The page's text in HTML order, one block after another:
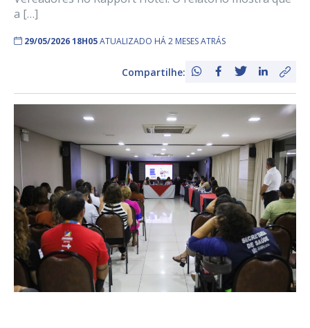
a […]
29/05/2026 18H05ATUALIZADO HÁ 2 MESES ATRÁS
Compartilhe: